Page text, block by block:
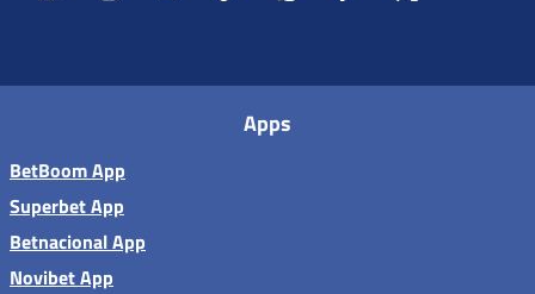
Apps
BetBoom App
Superbet App
Betnacional App
Novibet App